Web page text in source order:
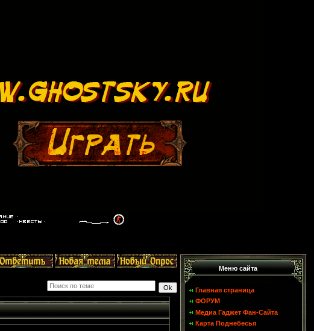
Меню сайта
Главная страница
ФОРУМ
Медиа Гаджет Фан-Сайта
Карта Поднебесья